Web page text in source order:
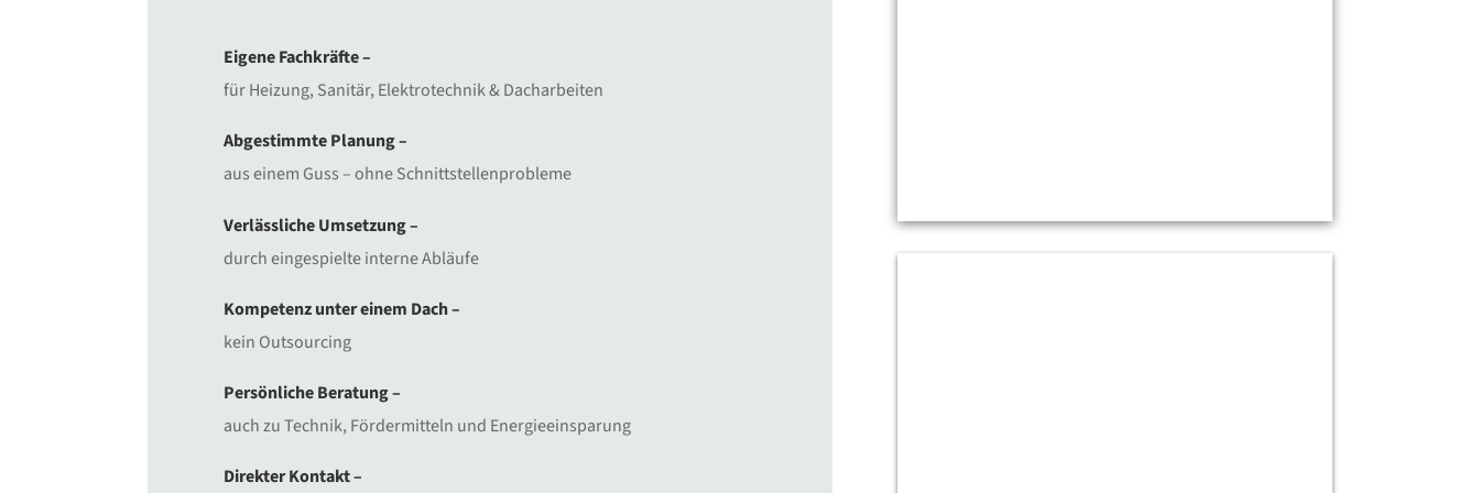
Eigene Fachkräfte –
für Heizung, Sanitär, Elektrotechnik & Dacharbeiten
Abgestimmte Planung –
aus einem Guss – ohne Schnittstellenprobleme
Verlässliche Umsetzung –
durch eingespielte interne Abläufe
Kompetenz unter einem Dach –
kein Outsourcing
Persönliche Beratung –
auch zu Technik, Fördermitteln und Energieeinsparung
Direkter Kontakt –